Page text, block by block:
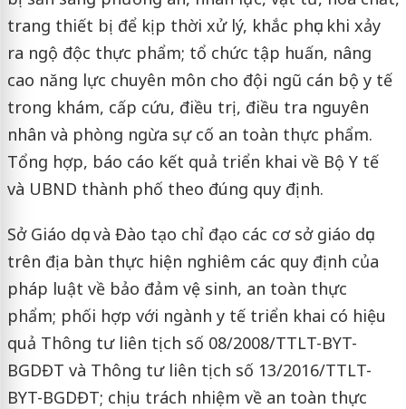
trang thiết bị để kịp thời xử lý, khắc phục khi xảy
ra ngộ độc thực phẩm; tổ chức tập huấn, nâng
cao năng lực chuyên môn cho đội ngũ cán bộ y tế
trong khám, cấp cứu, điều trị, điều tra nguyên
nhân và phòng ngừa sự cố an toàn thực phẩm.
Tổng hợp, báo cáo kết quả triển khai về Bộ Y tế
và UBND thành phố theo đúng quy định.
Sở Giáo dục và Đào tạo chỉ đạo các cơ sở giáo dục
trên địa bàn thực hiện nghiêm các quy định của
pháp luật về bảo đảm vệ sinh, an toàn thực
phẩm; phối hợp với ngành y tế triển khai có hiệu
quả Thông tư liên tịch số 08/2008/TTLT-BYT-
BGDĐT và Thông tư liên tịch số 13/2016/TTLT-
BYT-BGDĐT; chịu trách nhiệm về an toàn thực